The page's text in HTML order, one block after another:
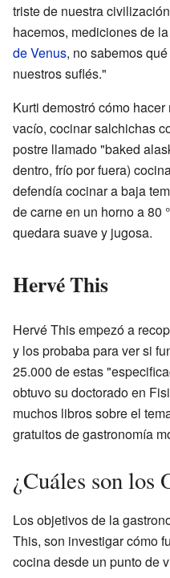
triste de nuestra
hacemos, mediciones de
de Venus, no sabemos
nuestros suflés."
Kurti demostró cómo
vacío, cocinar salchichas
postre llamado "baked
dentro, frío por fuera)
defendía cocinar a baja
de carne en un horno a 80
quedara suave y jugosa.
Hervé This
Hervé This empezó a
y los probaba para ver si
25.000 de estas
obtuvo su doctorado en
muchos libros sobre el
gratuitos de gastronomía
¿Cuáles son los
Los objetivos de la
This, son investigar cómo
cocina desde un punto de